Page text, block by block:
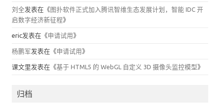
刘全发表在《图扑软件正式加入腾讯智维生态发展计划，智能 IDC 开
启数字经济新征程》
eric发表在《申请试用》
杨鹏军发表在《申请试用》
课文里发表在《基于 HTML5 的 WebGL 自定义 3D 摄像头监控模型》
归档